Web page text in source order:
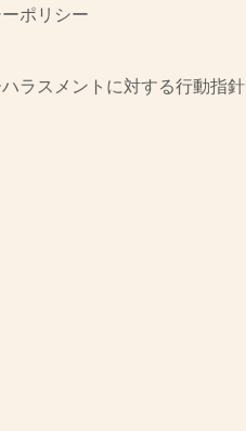
ポリシー
ラスメントに対する行動指針